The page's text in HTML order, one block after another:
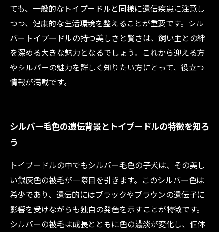
ても、一般的なトイプードルと同様に遺伝疾患に注意し
つつ、健康的な生活環境を整えることが重要です。シル
バートイプードルの持つ美しさと賢さは、飼い主との絆
を深める大きな魅力となるでしょう。これから迎える方
やシルバーの魅力を詳しく知りたい方にとって、役立つ
情報が満載です。
シルバー毛色の遺伝背景とトイプードルの特徴を知ろ
う
トイプードルの中でもシルバー毛色の子犬は、その美し
い銀灰色の被毛が一際目を引きます。このシルバー色は
希少であり、遺伝的にはブラックやブラウンの遺伝子に
影響を受けながらも独自の発色を示すことが特徴です。
シルバーの被毛は成長とともに色の濃淡が変化し、個体